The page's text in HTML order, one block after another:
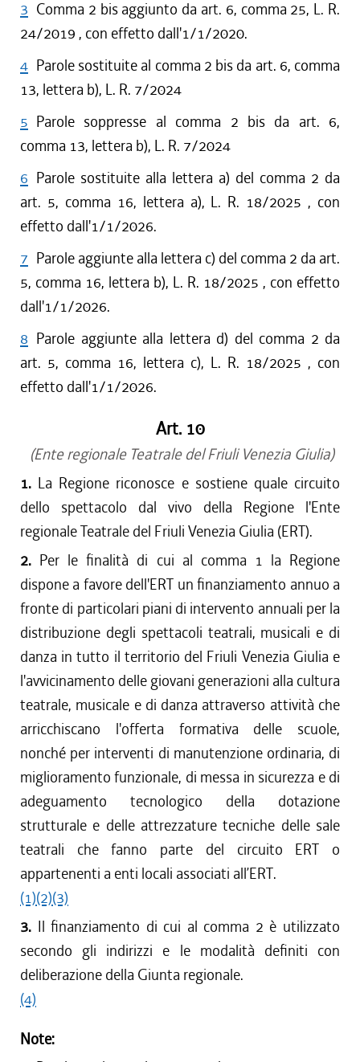
3 Comma 2 bis aggiunto da art. 6, comma 25, L. R.
24/2019 , con effetto dall'1/1/2020.
4 Parole sostituite al comma 2 bis da art. 6, comma
13, lettera b), L. R. 7/2024
5 Parole soppresse al comma 2 bis da art. 6,
comma 13, lettera b), L. R. 7/2024
6 Parole sostituite alla lettera a) del comma 2 da
art. 5, comma 16, lettera a), L. R. 18/2025 , con
effetto dall'1/1/2026.
7 Parole aggiunte alla lettera c) del comma 2 da art.
5, comma 16, lettera b), L. R. 18/2025 , con effetto
dall'1/1/2026.
8 Parole aggiunte alla lettera d) del comma 2 da
art. 5, comma 16, lettera c), L. R. 18/2025 , con
effetto dall'1/1/2026.
Art. 10
(Ente regionale Teatrale del Friuli Venezia Giulia)
1. La Regione riconosce e sostiene quale circuito
dello spettacolo dal vivo della Regione l'Ente
regionale Teatrale del Friuli Venezia Giulia (ERT).
2. Per le finalità di cui al comma 1 la Regione
dispone a favore dell'ERT un finanziamento annuo a
fronte di particolari piani di intervento annuali per la
distribuzione degli spettacoli teatrali, musicali e di
danza in tutto il territorio del Friuli Venezia Giulia e
l'avvicinamento delle giovani generazioni alla cultura
teatrale, musicale e di danza attraverso attività che
arricchiscano l'offerta formativa delle scuole,
nonché per interventi di manutenzione ordinaria, di
miglioramento funzionale, di messa in sicurezza e di
adeguamento tecnologico della dotazione
strutturale e delle attrezzature tecniche delle sale
teatrali che fanno parte del circuito ERT o
appartenenti a enti locali associati all’ERT.
(1)(2)(3)
3. Il finanziamento di cui al comma 2 è utilizzato
secondo gli indirizzi e le modalità definiti con
deliberazione della Giunta regionale.
(4)
Note: